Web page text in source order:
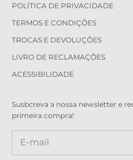
POLÍTICA DE PRIVACIDADE
TERMOS E CONDIÇÕES
TROCAS E DEVOLUÇÕES
LIVRO DE RECLAMAÇÕES
ACESSIBILIDADE
Susbcreva a nossa newsletter e
primeira compra!